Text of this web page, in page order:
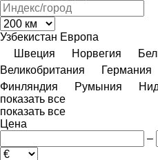
Узбекистан Европа
Швеция
Норвегия
Великобритания
Германия
Финляндия
Румыния
показать все
показать все
Цена
–